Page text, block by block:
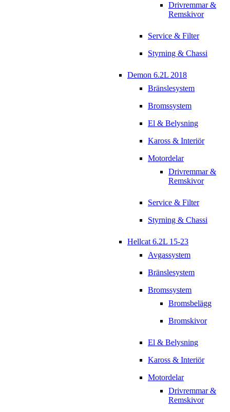
Drivremmar &
Remskivor
Service & Filter
Styrning & Chassi
Demon 6.2L 2018
Bränslesystem
Bromssystem
El & Belysning
Kaross & Interiör
Motordelar
Drivremmar &
Remskivor
Service & Filter
Styrning & Chassi
Hellcat 6.2L 15-23
Avgassystem
Bränslesystem
Bromssystem
Bromsbelägg
Bromskivor
El & Belysning
Kaross & Interiör
Motordelar
Drivremmar &
Remskivor